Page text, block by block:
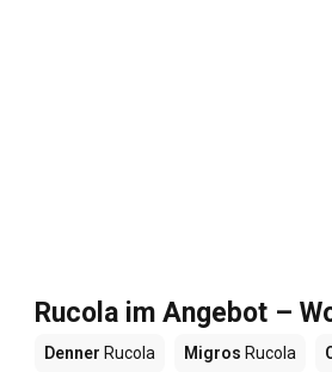
Rucola im Angebot –
Denner Rucola Migros Rucola